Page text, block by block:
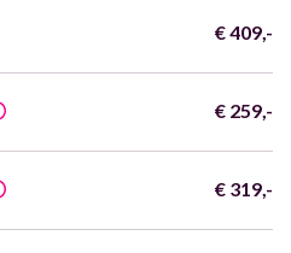
€ 409,-
€ 259,-
€ 319,-